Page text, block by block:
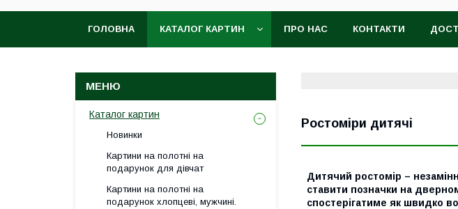
ГОЛОВНА КАТАЛОГ КАРТИН ПРО НАС КОНТАКТИ
Ростоміри дитячі
Дитячий ростомір –
ставити позначки на
спостерігатиме як швидко
Каталог картин
Новинки
Картини на полотні на
подарунок для дівчат
Картини на полотні на
подарунок хлопцеві, мужчині.